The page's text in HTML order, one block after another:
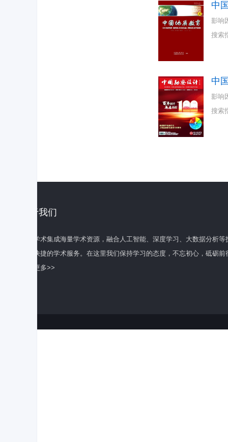
中
影响
搜索
中
影响
搜索
关于我们
百度学术集成海量学术资源，融合人工智能、深度学习、大数据分析
全面快捷的学术服务。在这里我们保持学习的态度，不忘初心，砥砺前
了解更多>>